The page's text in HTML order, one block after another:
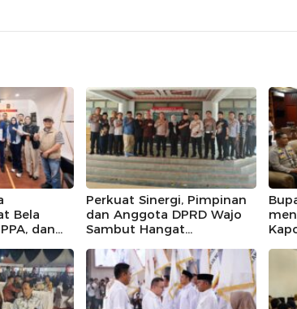
Bela
dan
Tuntas
Perkuat Sinergi, Pimpinan
dan Anggota DPRD Wajo
Sambut Hangat
Kapolres Wajo yang Baru,